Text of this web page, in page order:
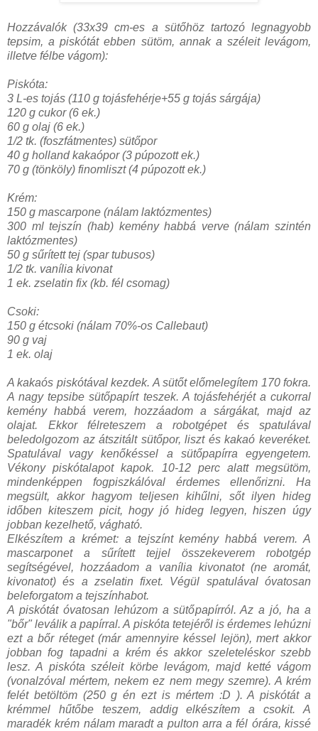
Hozzávalók (33x39 cm-es a sütőhöz tartozó legnagyobb
tepsim, a piskótát ebben sütöm, annak a széleit levágom,
illetve félbe vágom):
Piskóta:
3 L-es tojás (110 g tojásfehérje+55 g tojás sárgája)
120 g cukor (6 ek.)
60 g olaj (6 ek.)
1/2 tk. (foszfátmentes) sütőpor
40 g holland kakaópor (3 púpozott ek.)
70 g (tönköly) finomliszt (4 púpozott ek.)
Krém:
150 g mascarpone (nálam laktózmentes)
300 ml tejszín (hab) kemény habbá verve (nálam szintén
laktózmentes)
50 g sűrített tej (spar tubusos)
1/2 tk. vanília kivonat
1 ek. zselatin fix (kb. fél csomag)
Csoki:
150 g étcsoki (nálam 70%-os Callebaut)
90 g vaj
1 ek. olaj
A kakaós piskótával kezdek. A sütőt előmelegítem 170 fokra.
A nagy tepsibe sütőpapírt teszek. A tojásfehérjét a cukorral
kemény habbá verem, hozzáadom a sárgákat, majd az
olajat. Ekkor félreteszem a robotgépet és spatulával
beledolgozom az átszitált sütőpor, liszt és kakaó keveréket.
Spatulával vagy kenőkéssel a sütőpapírra egyengetem.
Vékony piskótalapot kapok. 10-12 perc alatt megsütöm,
mindenképpen fogpiszkálóval érdemes ellenőrizni. Ha
megsült, akkor hagyom teljesen kihűlni, sőt ilyen hideg
időben kiteszem picit, hogy jó hideg legyen, hiszen úgy
jobban kezelhető, vágható.
Elkészítem a krémet: a tejszínt kemény habbá verem. A
mascarponet a sűrített tejjel összekeverem robotgép
segítségével, hozzáadom a vanília kivonatot (ne aromát,
kivonatot) és a zselatin fixet. Végül spatulával óvatosan
beleforgatom a tejszínhabot.
A piskótát óvatosan lehúzom a sütőpapírról. Az a jó, ha a
"bőr" leválik a papírral. A piskóta tetejéről is érdemes lehúzni
ezt a bőr réteget (már amennyire késsel lejön), mert akkor
jobban fog tapadni a krém és akkor szeleteléskor szebb
lesz. A piskóta széleit körbe levágom, majd ketté vágom
(vonalzóval mértem, nekem ez nem megy szemre). A krém
felét betöltöm (250 g én ezt is mértem :D ). A piskótát a
krémmel hűtőbe teszem, addig elkészítem a csokit. A
maradék krém nálam maradt a pulton arra a fél órára, kissé